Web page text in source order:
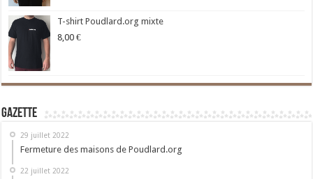
T-shirt Poudlard.org mixte
8,00 €
Gazette
29 juillet 2022
Fermeture des maisons de Poudlard.org
22 juillet 2022